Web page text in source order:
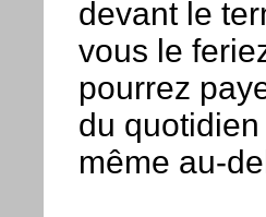
devant le
vous le
pourrez
du
même au-